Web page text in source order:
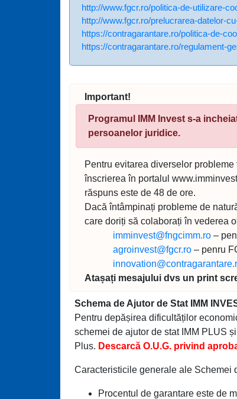
http://www.fgcr.ro/politica-de-utilizare-
http://www.fgcr.ro/prelucrarea-datelor-
https://contragarantare.ro/politica-de-
https://contragarantare.ro/regulament-
Important!
Programul IMM Invest s-a
persoanelor juridice.
Pentru evitarea diverselor
înscrierea în portalul
răspuns este de 48 de ore.
Dacă întâmpinați probleme de
care doriți să colaborați în vederea
imminvest@fngcimm.ro –
agroinvest@fgcr.ro – penru
Atașați mesajului dvs un print
Schema de Ajutor de Stat IMM
Pentru depășirea dificultăților
schemei de ajutor de stat IMM PLUS
Plus. Descarcă O.U.G. privind
Caracteristicile generale ale Schemei
Procentul de garantare este de